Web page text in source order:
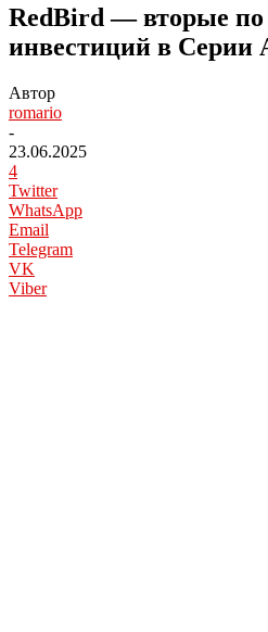
RedBird — вторые по
инвестиций в Серии
Автор
romario
-
23.06.2025
4
Twitter
WhatsApp
Email
Telegram
VK
Viber